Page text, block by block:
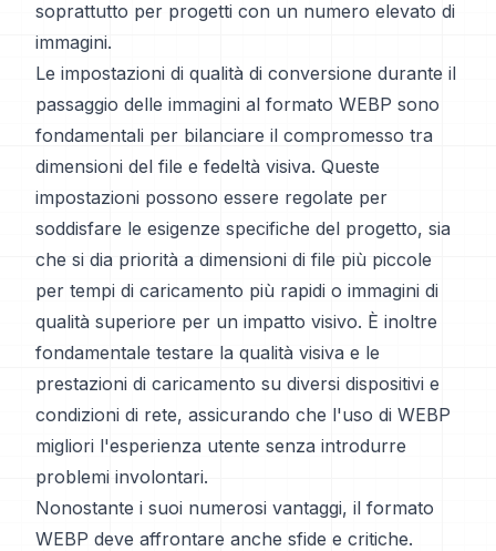
soprattutto per progetti con un numero elevato di
immagini.
Le impostazioni di qualità di conversione durante il
passaggio delle immagini al formato WEBP sono
fondamentali per bilanciare il compromesso tra
dimensioni del file e fedeltà visiva. Queste
impostazioni possono essere regolate per
soddisfare le esigenze specifiche del progetto, sia
che si dia priorità a dimensioni di file più piccole
per tempi di caricamento più rapidi o immagini di
qualità superiore per un impatto visivo. È inoltre
fondamentale testare la qualità visiva e le
prestazioni di caricamento su diversi dispositivi e
condizioni di rete, assicurando che l'uso di WEBP
migliori l'esperienza utente senza introdurre
problemi involontari.
Nonostante i suoi numerosi vantaggi, il formato
WEBP deve affrontare anche sfide e critiche.